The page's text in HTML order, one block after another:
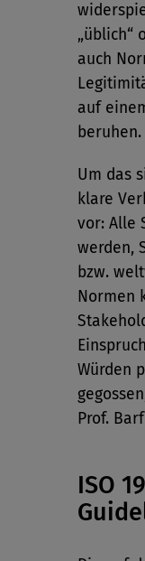
„üblich“
auch
auf
beruhen.
Um das
klare
vor: Alle
werden,
bzw.
Normen
Würden
Prof.
ISO